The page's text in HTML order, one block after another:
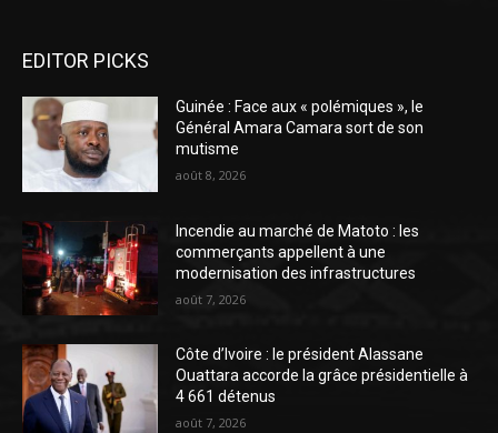
EDITOR PICKS
Guinée : Face aux « polémiques », le
Général Amara Camara sort de son
mutisme
août 8, 2026
Incendie au marché de Matoto : les
commerçants appellent à une
modernisation des infrastructures
août 7, 2026
Côte d’Ivoire : le président Alassane
Ouattara accorde la grâce présidentielle à
4 661 détenus
août 7, 2026